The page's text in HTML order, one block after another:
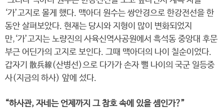
‘가’고지로 몰게 했다. 맥아더 원수는 쌍안경으로 한강전선을 한
동안 살펴보았다. 현재는 당시와 지형이 많이 변화되었지
만,‘가’고지는 노량진의 사육신역사공원에서 흑석동 중앙대 후문
부근 어딘가의 고지로 보인다. 그때 맥아더의 나이 칠순이었다.
갑자기 散兵線(산병선)으로 다가가 손자 뻘 나이의 국군 일등중
사(지금의 하사) 앞에 섰다.
“하사관, 자네는 언제까지 그 참호 속에 있을 셈인가?”